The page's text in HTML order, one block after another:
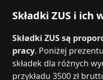
Składki ZUS i ich
Składki ZUS są
pracy. Poniżej
składek dla różnych
przykładu 3500 zł